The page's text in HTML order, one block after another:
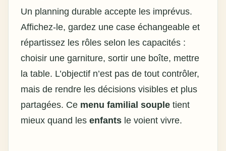
Un planning durable accepte les imprévus.
Affichez-le, gardez une case échangeable et
répartissez les rôles selon les capacités :
choisir une garniture, sortir une boîte, mettre
la table. L’objectif n’est pas de tout contrôler,
mais de rendre les décisions visibles et plus
partagées. Ce menu familial souple tient
mieux quand les enfants le voient vivre.